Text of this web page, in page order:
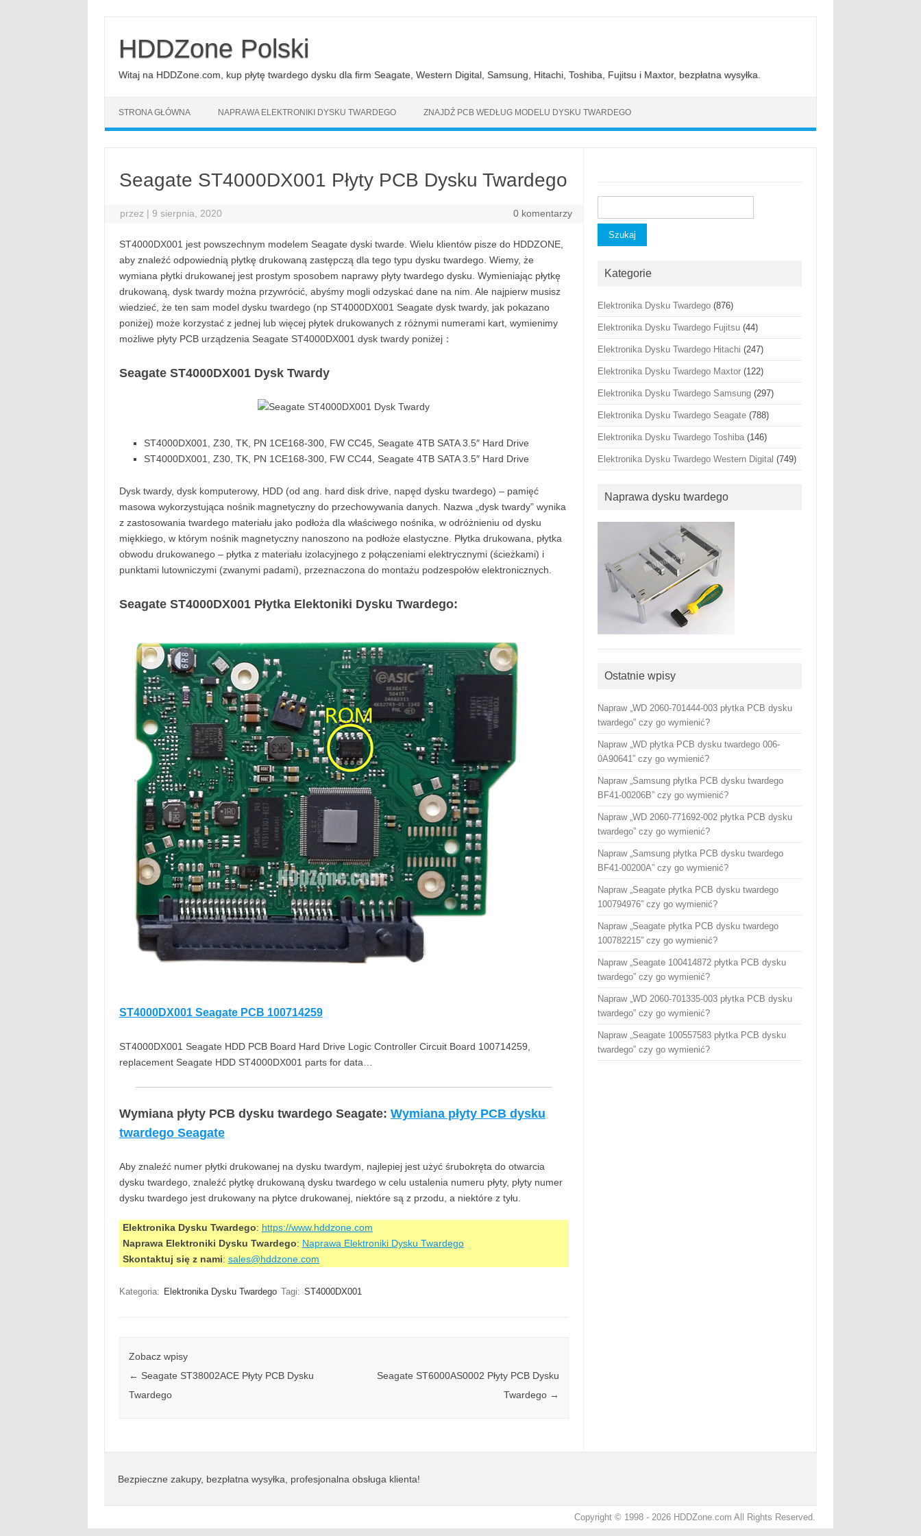
treściHDDZone Polski
Witaj na HDDZone.com, kup płytę twardego dysku dla firm Seagate, Western Digital, Samsung, Hitachi, Toshiba, Fujitsu i Maxtor, bezpłatna wysyłka.
STRONA GŁÓWNA NAPRAWA ELEKTRONIKI DYSKU TWARDEGO ZNAJDŹ PCB WEDŁUG MODELU DYSKU TWARDEGO
Seagate ST4000DX001 Płyty PCB Dysku Twardego
przez | 9 sierpnia, 2020 0 komentarzy
ST4000DX001 jest powszechnym modelem Seagate dyski twarde. Wielu klientów pisze do HDDZONE,
aby znaleźć odpowiednią płytkę drukowaną zastępczą dla tego typu dysku twardego. Wiemy, że
wymiana płytki drukowanej jest prostym sposobem naprawy płyty twardego dysku. Wymieniając płytkę
drukowaną, dysk twardy można przywrócić, abyśmy mogli odzyskać dane na nim. Ale najpierw musisz
wiedzieć, że ten sam model dysku twardego (np ST4000DX001 Seagate dysk twardy, jak pokazano
poniżej) może korzystać z jednej lub więcej płytek drukowanych z różnymi numerami kart, wymienimy
możliwe płyty PCB urządzenia Seagate ST4000DX001 dysk twardy poniżej：
Seagate ST4000DX001 Dysk Twardy
ST4000DX001, Z30, TK, PN 1CE168-300, FW CC45, Seagate 4TB SATA 3.5″ Hard Drive
ST4000DX001, Z30, TK, PN 1CE168-300, FW CC44, Seagate 4TB SATA 3.5″ Hard Drive
Dysk twardy, dysk komputerowy, HDD (od ang. hard disk drive, napęd dysku twardego) – pamięć
masowa wykorzystująca nośnik magnetyczny do przechowywania danych. Nazwa „dysk twardy” wynika
z zastosowania twardego materiału jako podłoża dla właściwego nośnika, w odróżnieniu od dysku
miękkiego, w którym nośnik magnetyczny nanoszono na podłoże elastyczne. Płytka drukowana, płytka
obwodu drukowanego – płytka z materiału izolacyjnego z połączeniami elektrycznymi (ścieżkami) i
punktami lutowniczymi (zwanymi padami), przeznaczona do montażu podzespołów elektronicznych.
Seagate ST4000DX001 Płytka Elektoniki Dysku Twardego:
ST4000DX001 Seagate PCB 100714259
ST4000DX001 Seagate HDD PCB Board Hard Drive Logic Controller Circuit Board 100714259,
replacement Seagate HDD ST4000DX001 parts for data…
Wymiana płyty PCB dysku twardego Seagate: Wymiana płyty PCB dysku
twardego Seagate
Aby znaleźć numer płytki drukowanej na dysku twardym, najlepiej jest użyć śrubokręta do otwarcia
dysku twardego, znaleźć płytkę drukowaną dysku twardego w celu ustalenia numeru płyty, płyty numer
dysku twardego jest drukowany na płytce drukowanej, niektóre są z przodu, a niektóre z tyłu.
Elektronika Dysku Twardego: https://www.hddzone.com
Naprawa Elektroniki Dysku Twardego: Naprawa Elektroniki Dysku Twardego
Skontaktuj się z nami: sales@hddzone.com
Kategoria: Elektronika Dysku Twardego Tagi: ST4000DX001
Zobacz wpisy
← Seagate ST38002ACE Płyty PCB Dysku
Twardego
Seagate ST6000AS0002 Płyty PCB Dysku
Twardego →
Kategorie
Elektronika Dysku Twardego (876)
Elektronika Dysku Twardego Fujitsu (44)
Elektronika Dysku Twardego Hitachi (247)
Elektronika Dysku Twardego Maxtor (122)
Elektronika Dysku Twardego Samsung (297)
Elektronika Dysku Twardego Seagate (788)
Elektronika Dysku Twardego Toshiba (146)
Elektronika Dysku Twardego Western Digital (749)
Naprawa dysku twardego
Ostatnie wpisy
Napraw „WD 2060-701444-003 płytka PCB dysku
twardego” czy go wymienić?
Napraw „WD płytka PCB dysku twardego 006-
0A90641” czy go wymienić?
Napraw „Samsung płytka PCB dysku twardego
BF41-00206B” czy go wymienić?
Napraw „WD 2060-771692-002 płytka PCB dysku
twardego” czy go wymienić?
Napraw „Samsung płytka PCB dysku twardego
BF41-00200A” czy go wymienić?
Napraw „Seagate płytka PCB dysku twardego
100794976” czy go wymienić?
Napraw „Seagate płytka PCB dysku twardego
100782215” czy go wymienić?
Napraw „Seagate 100414872 płytka PCB dysku
twardego” czy go wymienić?
Napraw „WD 2060-701335-003 płytka PCB dysku
twardego” czy go wymienić?
Napraw „Seagate 100557583 płytka PCB dysku
twardego” czy go wymienić?
Bezpieczne zakupy, bezpłatna wysyłka, profesjonalna obsługa klienta!
Copyright © 1998 - 2026 HDDZone.com All Rights Reserved.